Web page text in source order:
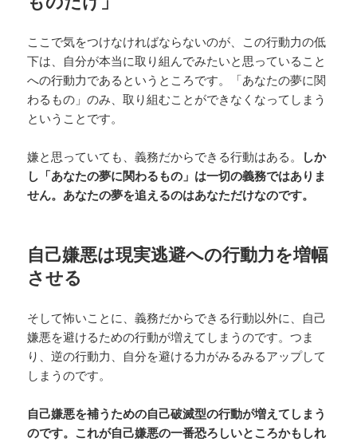
ここで気をつけなければならないのが、この行動力の低
下は、自分が本当に取り組んでみたいと思っていること
への行動力であるというところです。「あなたの夢に関
わるもの」のみ、取り組むことができなくなってしまう
ということです。
嫌と思っていても、義務だからできる行動はある。
しか
し「あなたの夢に関わるもの」は一切の義務ではありま
せん。あなたの夢を追えるのはあなただけなのです。
自己嫌悪は現実逃避への行動力を増幅
させる
そして怖いことに、義務だからできる行動以外に、自己
嫌悪を避けるための行動が増えてしまうのです。つま
り、逆の行動力、自分を避ける力がみるみるアップして
しまうのです。
自己嫌悪を補うための自己破滅型の行動が増えてしまう
のです。これが自己嫌悪の一番恐ろしいところかもしれ